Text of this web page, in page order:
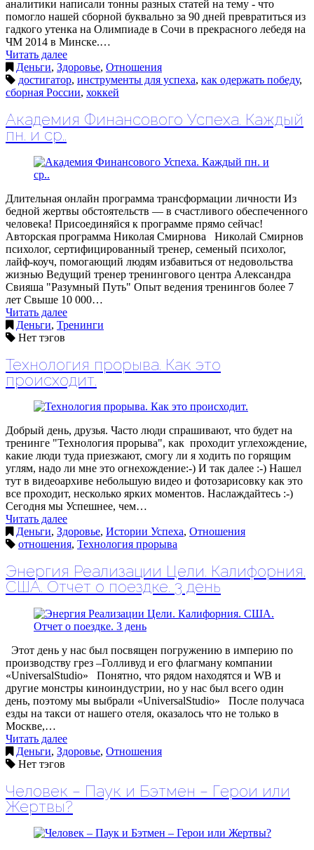
аналитики написали тонны разных статей на тему - что
помогло нашей сборной буквально за 90 дней превратиться из
гадкого утенка на Олимпиаде в Сочи в прекрасного лебедя на
ЧМ 2014 в Минске.…
Читать далее
Деньги, Здоровье, Отношения
достигатор, инструменты для успеха, как одержать победу,
сборная России, хоккей
Академия Финансового Успеха. Каждый
пн. и ср..
Длительная онлайн программа трансформации личности Из
бедной жертвы обстоятельств — в счастливого обеспеченного
человека! Присоединяйся к программе прямо сейчас!
Авторская программа Николая Смирнова Николай Смирнов
психолог, сертифицированный тренер, семеный психолог,
лайф-коуч, помогающий людям избавиться от недовольства
жизнью Ведущий тренер тренингового центра Александра
Свияша "Разумный Путь" Опыт ведения тренингов более 7
лет Свыше 10 000…
Читать далее
Деньги, Тренинги
Нет тэгов
Технология прорыва. Как это
происходит.
Добрый день, друзья. Часто люди спрашивают, что будет на
тренинге "Технология прорыва", как проходит углехождение,
какие люди туда приезжают, смогу ли я ходить по горящим
углям, надо ли мне это огнехождение:-) И так далее :-) Нашел
тут в видеоархиве небольшую видео и фотозарисовку как это
все проходит, несколько ярких моментов. Наслаждайтесь :-)
Сегодня мы Успешнее, чем…
Читать далее
Деньги, Здоровье, Истории Успеха, Отношения
отношения, Технология прорыва
Энергия Реализации Цели. Калифорния.
США. Отчет о поездке. 3 день
Этот день у нас был посвящен погружению в империю по
производству грез –Голливуд и его флагману компании
«UniversalStudio» Понятно, что рядом находятся и WB и
другие монстры киноиндустрии, но у нас был всего один
день, поэтому мы выбрали «UniversalStudio» После получаса
езды на такси от нашего отеля, оказалось что не только в
Москве,…
Читать далее
Деньги, Здоровье, Отношения
Нет тэгов
Человек – Паук и Бэтмен – Герои или
Жертвы?